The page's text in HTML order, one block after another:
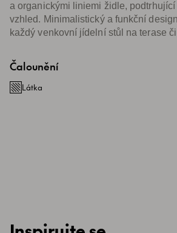
a organickými liniemi židle,
vzhled. Minimalistický a funkční
každý venkovní jídelní stůl na terase
Čalounění
Látka